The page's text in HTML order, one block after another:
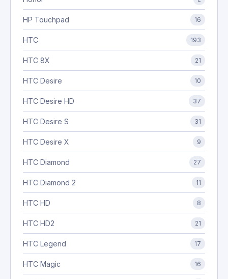
HP Touchpad 16
HTC 193
HTC 8X 21
HTC Desire 10
HTC Desire HD 37
HTC Desire S 31
HTC Desire X 9
HTC Diamond 27
HTC Diamond 2 11
HTC HD 8
HTC HD2 21
HTC Legend 17
HTC Magic 16